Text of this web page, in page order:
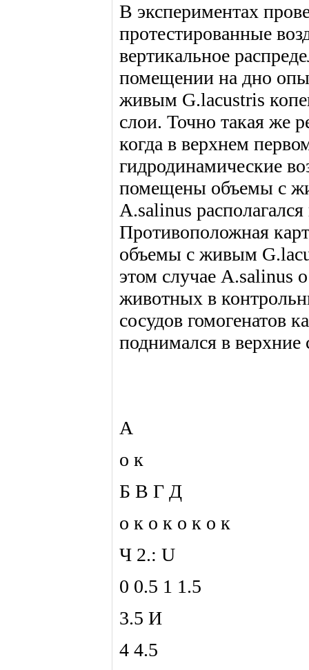
В экспериментах
протестированные
вертикальное
помещении на дно
живым G.lacustris
слои. Точно такая же
когда в верхнем
гидродинамические
помещены объемы с
A.salinus
Противоположная
объемы с живым
этом случае A.salinus
животных в
сосудов гомогенатов
поднимался в верхние
А
о к
Б В Г Д
о к о к о к о к
Ч 2.: U
0 0.5 1 1.5
3.5 И
4 4.5